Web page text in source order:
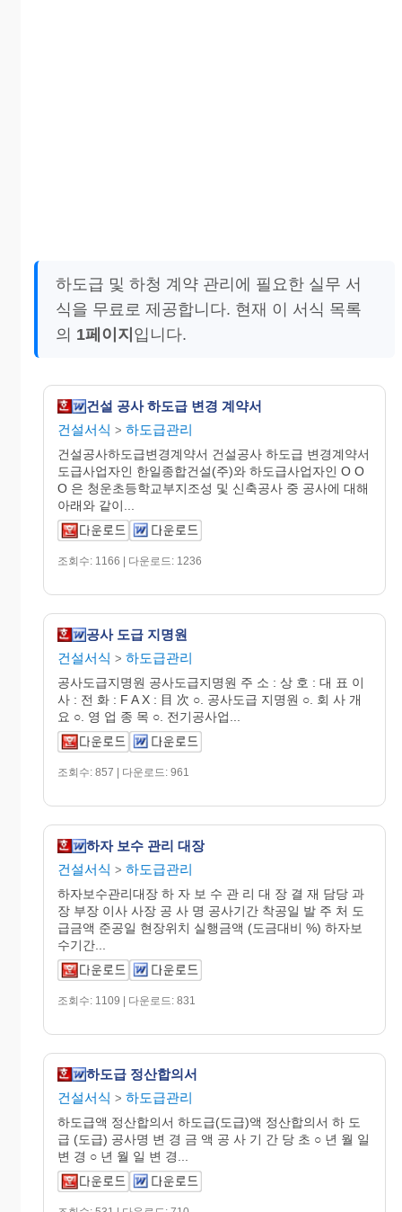
하도급 및 하청 계약 관리에 필요한 실무 서
식을 무료로 제공합니다. 현재 이 서식 목록
의 1페이지 입니다.
건설 공사 하도급 변경 계약서
건설서식 > 하도급관리
건설공사하도급변경계약서 건설공사 하도급 변경계약서
도급사업자인 한일종합건설(주)와 하도급사업자인 O O
O 은 청운초등학교부지조성 및 신축공사 중 공사에 대해
아래와 같이...
조회수: 1166 | 다운로드: 1236
공사 도급 지명원
건설서식 > 하도급관리
공사도급지명원 공사도급지명원 주 소 : 상 호 : 대 표 이
사 : 전 화 : F A X : 目 次 ○. 공사도급 지명원 ○. 회 사 개
요 ○. 영 업 종 목 ○. 전기공사업...
조회수: 857 | 다운로드: 961
하자 보수 관리 대장
건설서식 > 하도급관리
하자보수관리대장 하 자 보 수 관 리 대 장 결 재 담당 과
장 부장 이사 사장 공 사 명 공사기간 착공일 발 주 처 도
급금액 준공일 현장위치 실행금액 (도금대비 %) 하자보
수기간...
조회수: 1109 | 다운로드: 831
하도급 정산합의서
건설서식 > 하도급관리
하도급액 정산합의서 하도급(도급)액 정산합의서 하 도
급 (도급) 공사명 변 경 금 액 공 사 기 간 당 초 ○ 년 월 일
변 경 ○ 년 월 일 변 경...